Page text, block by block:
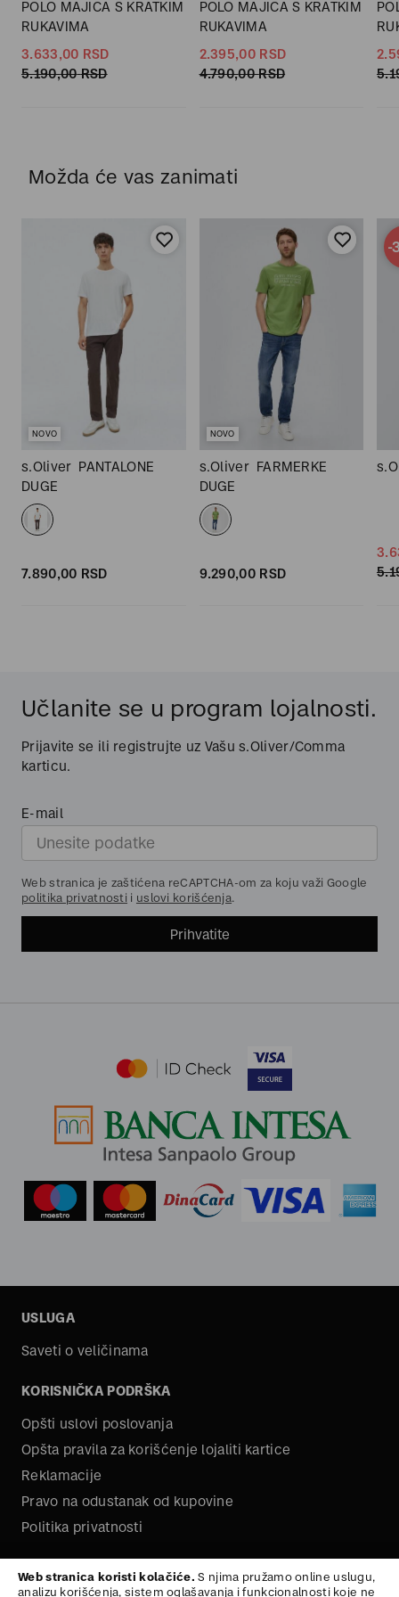
POLO MAJICA S KRATKIM
RUKAVIMA
3.633,00 RSD
5.190,00 RSD
POLO MAJICA S KRATKIM
RUKAVIMA
2.395,00 RSD
4.790,00 RSD
Možda će vas zanimati
NOVO
s.Oliver PANTALONE
DUGE
7.890,00 RSD
NOVO
s.Oliver FARMERKE
DUGE
9.290,00 RSD
-
Učlanite se u program lojalnosti.
Prijavite se ili registrujte uz Vašu s.Oliver/Comma
karticu.
E-mail
Web stranica je zaštićena reCAPTCHA-om za koju važi Google
politika privatnosti i uslovi korišćenja.
Prihvatite
USLUGA
Saveti o veličinama
KORISNIČKA PODRŠKA
Opšti uslovi poslovanja
Opšta pravila za korišćenje lojaliti kartice
Reklamacije
Pravo na odustanak od kupovine
Politika privatnosti
Web stranica koristi kolačiće. S njima pružamo online uslugu,
analizu korišćenja, sistem oglašavanja i funkcionalnosti koje ne